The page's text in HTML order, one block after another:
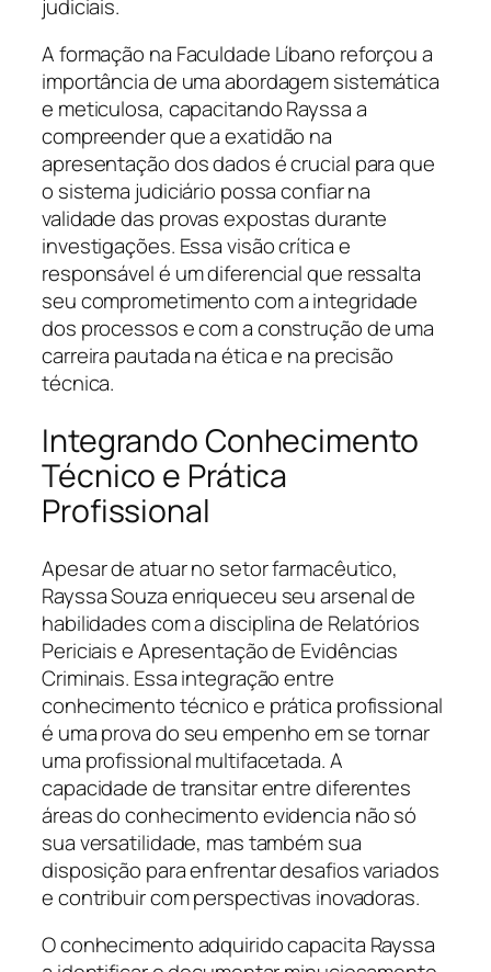
judiciais.
A formação na Faculdade Líbano reforçou a
importância de uma abordagem sistemática
e meticulosa, capacitando Rayssa a
compreender que a exatidão na
apresentação dos dados é crucial para que
o sistema judiciário possa confiar na
validade das provas expostas durante
investigações. Essa visão crítica e
responsável é um diferencial que ressalta
seu comprometimento com a integridade
dos processos e com a construção de uma
carreira pautada na ética e na precisão
técnica.
Integrando Conhecimento
Técnico e Prática
Profissional
Apesar de atuar no setor farmacêutico,
Rayssa Souza enriqueceu seu arsenal de
habilidades com a disciplina de Relatórios
Periciais e Apresentação de Evidências
Criminais. Essa integração entre
conhecimento técnico e prática profissional
é uma prova do seu empenho em se tornar
uma profissional multifacetada. A
capacidade de transitar entre diferentes
áreas do conhecimento evidencia não só
sua versatilidade, mas também sua
disposição para enfrentar desafios variados
e contribuir com perspectivas inovadoras.
O conhecimento adquirido capacita Rayssa